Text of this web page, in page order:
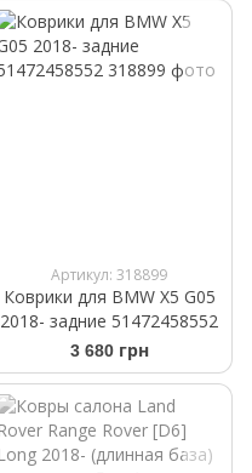
Артикул: 318899
Коврики для BMW X5 G05
2018- задние 51472458552
3 680 грн